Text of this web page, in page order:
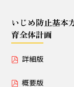
いじめ防
詳細版
児童用
いじめ防止基本
育全体計画
詳細版
概要版